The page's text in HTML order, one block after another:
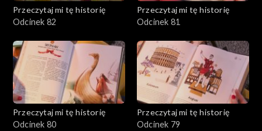
Przeczytaj mi tę historię
Odcinek 82
Przeczytaj mi tę historię
Odcinek 81
Przeczytaj mi tę historię
Odcinek 80
Przeczytaj mi tę historię
Odcinek 79